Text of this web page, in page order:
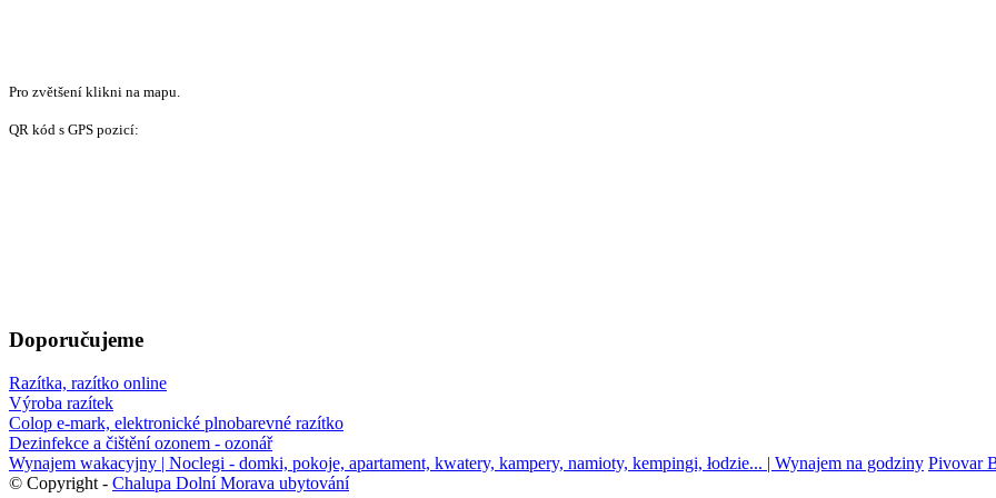
Pro zvětšení klikni na mapu.
QR kód s GPS pozicí:
Doporučujeme
Razítka, razítko online
Výroba razítek
Colop e-mark, elektronické plnobarevné razítko
Dezinfekce a čištění ozonem - ozonář
Wynajem wakacyjny | Noclegi - domki, pokoje, apartament, kwatery, kampery, namioty, kempingi, łodzie... | Wynajem na godziny Pivovar
© Copyright - Chalupa Dolní Morava ubytování